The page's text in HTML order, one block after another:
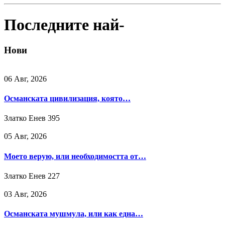
Последните най-
Нови
06 Авг, 2026
Османската цивилизация, която…
Златко Енев 395
05 Авг, 2026
Моето верую, или необходимостта от…
Златко Енев 227
03 Авг, 2026
Османската мушмула, или как една…